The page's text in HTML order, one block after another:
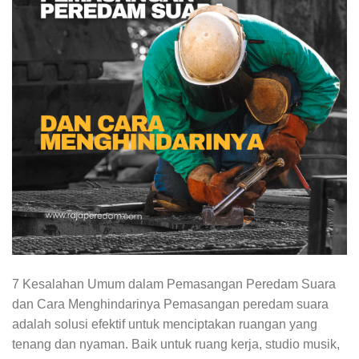
7 Kesalahan Umum dalam Pemasangan Peredam Suara
dan Cara Menghindarinya Pemasangan peredam suara
adalah solusi efektif untuk menciptakan ruangan yang
tenang dan nyaman. Baik untuk ruang kerja, studio musik,